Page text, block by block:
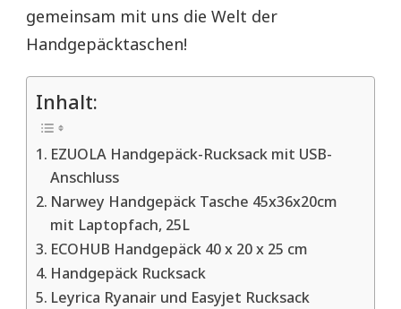
gemeinsam mit uns die Welt der
Handgepäcktaschen!
Inhalt:
EZUOLA Handgepäck-Rucksack mit USB-
Anschluss
Narwey Handgepäck Tasche 45x36x20cm
mit Laptopfach, 25L
ECOHUB Handgepäck 40 x 20 x 25 cm
Handgepäck Rucksack
Leyrica Ryanair und Easyjet Rucksack